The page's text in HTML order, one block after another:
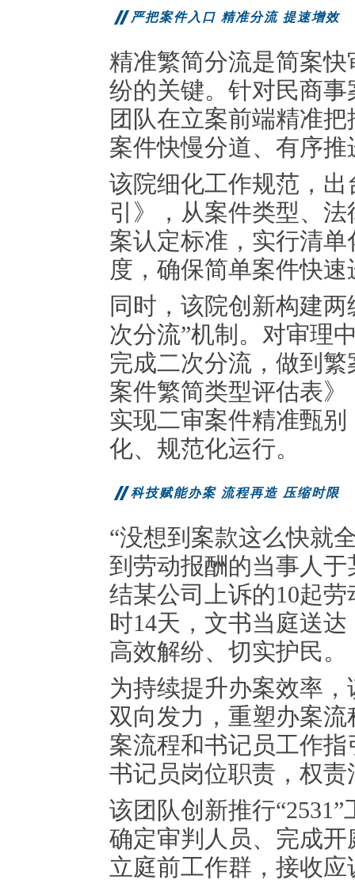
严把案件入口 精准分流 提速增效
精准繁简分流是简案
纷的关键。针对民商
团队在立案前端精准
案件快慢分道、有序推
该院细化工作规范，
引》，从案件类型、
案认定标准，实行清
度，确保简单案件快
同时，该院创新构建
次分流”机制。对审理
完成二次分流，做到
案件繁简类型评估表
实现二审案件精准甄
化、规范化运行。
科技赋能办案 流程再造 压缩时限
“没想到案款这么快就
到劳动报酬的当事人
结某公司上诉的10起
时14天，文书当庭送
高效解纷、切实护民。
为持续提升办案效率
双向发力，重塑办案
案流程和书记员工作
书记员岗位职责，权
该团队创新推行
确定审判人员、完成
立庭前工作群，接收